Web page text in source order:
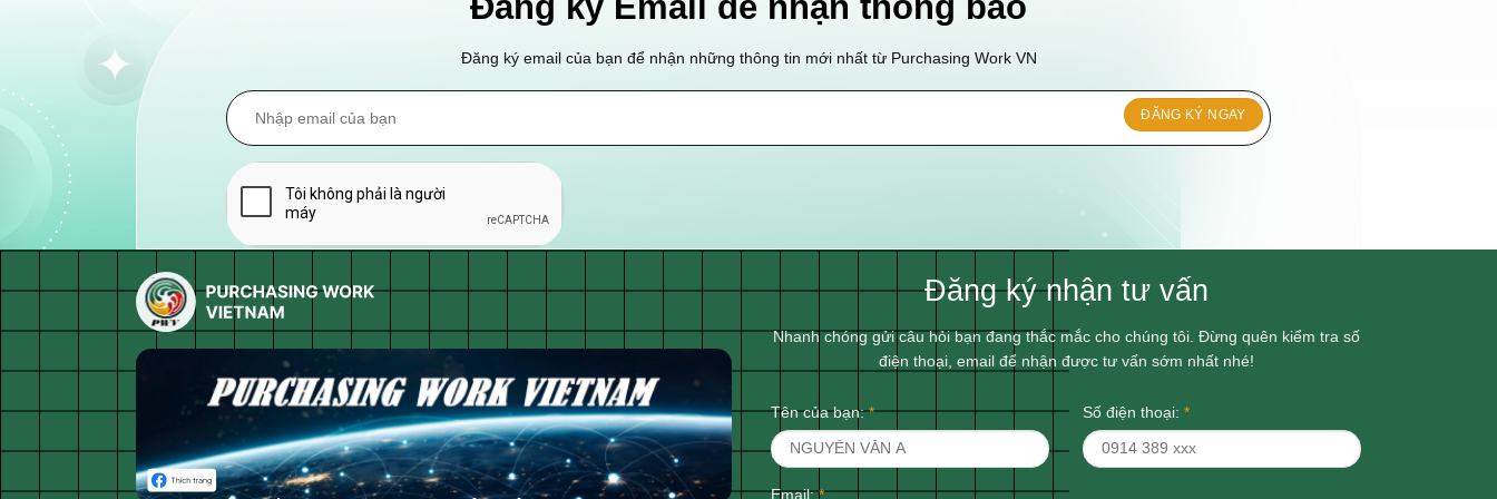
Đăng ký email của bạn để nhận những thông tin mới nhất từ Purchasing Work VN
Đăng ký nhận tư vấn
Nhanh chóng gửi câu hỏi bạn đang thắc mắc cho chúng tôi. Đừng quên kiểm tra số
điện thoại, email để nhận được tư vấn sớm nhất nhé!
Tên của bạn:* Số điện thoại: *
Email:*